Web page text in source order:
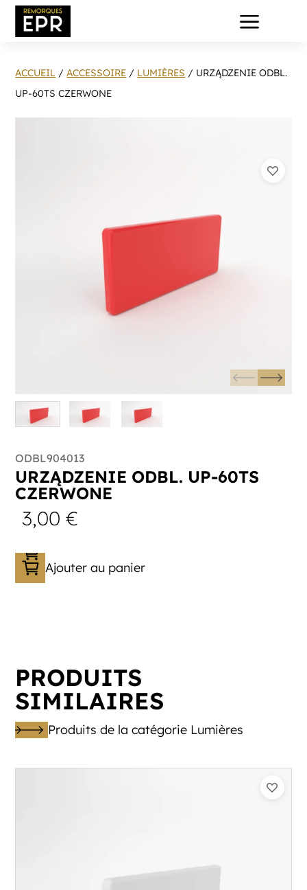
a
ACCUEIL /ACCESSOIRE / LUMIÈRES / URZĄDZENIE ODBL.
UP-60TS CZERWONE
ODBL904013
URZĄDZENIE ODBL. UP-60TS
CZERWONE
3,00€
Ajouter au panier
PRODUITS
SIMILAIRES
Produits de la catégorie Lumières